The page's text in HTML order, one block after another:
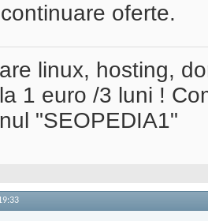
oferte.
linux, hosting,
1 euro /3 luni !
"SEOPEDIA1"